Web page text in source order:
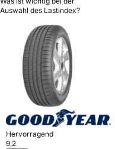
Auswahl des Lastindex?
Hervorragend
9,2